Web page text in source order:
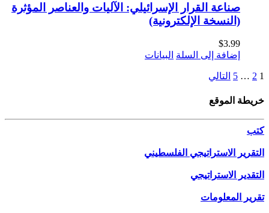
صناعة القرار الإسرائيلي: الآليات والعناصر المؤثرة
(النسخة الإلكترونية)
$3.99
إضافة إلى السلة البيانات
1
2
…
5 التالي
خريطة الموقع
كتب
التقرير الاستراتيجي الفلسطيني
التقدير الاستراتيجي
تقرير المعلومات